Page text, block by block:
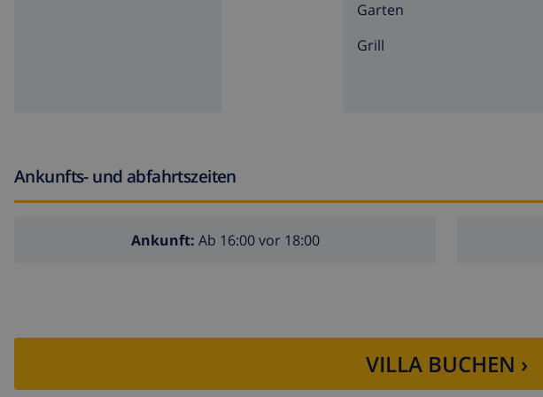
nächster Strand: Las Marinas, Denia (innerhalb von 5 Kilometern des
nächster Hafen: Puerto de Denia (innerhalb von 10 Kilometern des
Die Unterkunft ist sehr geeignet für Familien mit Kindern
Garten
Grill
Ankunfts- und abfahrtszeiten
Ankunft: Ab 16:00 vor 18:00
VILLA BUCHEN ›